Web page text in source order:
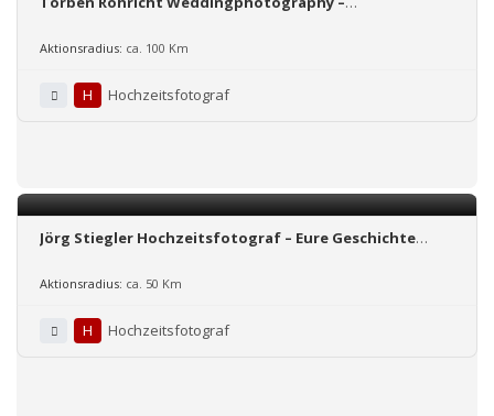
Aktionsradius: ca. 100 Km
H Hochzeitsfotograf
Jörg Stiegler Hochzeitsfotograf – Eure Geschichte
Aktionsradius: ca. 50 Km
H Hochzeitsfotograf